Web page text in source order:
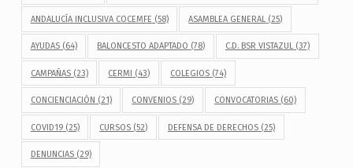
ANDALUCÍA INCLUSIVA COCEMFE (58) ASAMBLEA GENERAL (25)
AYUDAS(64) BALONCESTO ADAPTADO (78) C.D. BSR VISTAZUL(37)
CAMPAÑAS(23) CERMI (43) COLEGIOS(74)
CONCIENCIACIÓN (21) CONVENIOS (29) CONVOCATORIAS(60)
COVID19(25) CURSOS (52) DEFENSA DE DERECHOS(25)
DENUNCIAS(29)